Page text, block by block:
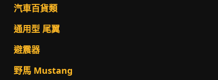
汽車百貨類
通用型 尾翼
避震器
野馬 Mustang